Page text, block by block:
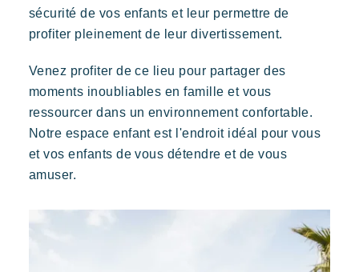
Kon Tiki
L'application mobile Riviera Villages
Nous contacter
Réserver
sécurité de vos enfants et leur permettre de
profiter pleinement de leur divertissement.
Venez profiter de ce lieu pour partager des
moments inoubliables en famille et vous
ressourcer dans un environnement confortable.
Notre espace enfant est l'endroit idéal pour vous
et vos enfants de vous détendre et de vous
amuser.